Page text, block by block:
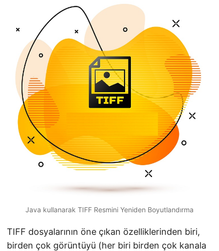
Java kullanarak TIFF Resmini Yeniden Boyutlandırma
TIFF dosyalarının öne çıkan özelliklerinden biri,
birden çok görüntüyü (her biri birden çok kanala